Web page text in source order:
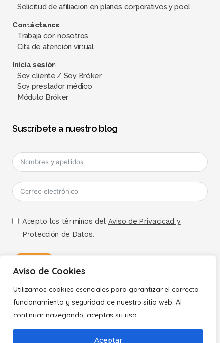
Aviso de Cookies
Utilizamos cookies esenciales para garantizar el correcto
funcionamiento y seguridad de nuestro sitio web. Al
continuar navegando, aceptas su uso.
Aceptar
Solicitud de afiliación en planes corporativos y pool
Contáctanos
Trabaja con nosotros
Cita de atención virtual
Inicia sesión
Soy cliente / Soy Bróker
Soy prestador médico
Módulo Bróker
Suscríbete a nuestro blog
Acepto los términos del Aviso de Privacidad y
Protección de Datos.
A
l
t
e
Políticas
Aviso de Privacidad